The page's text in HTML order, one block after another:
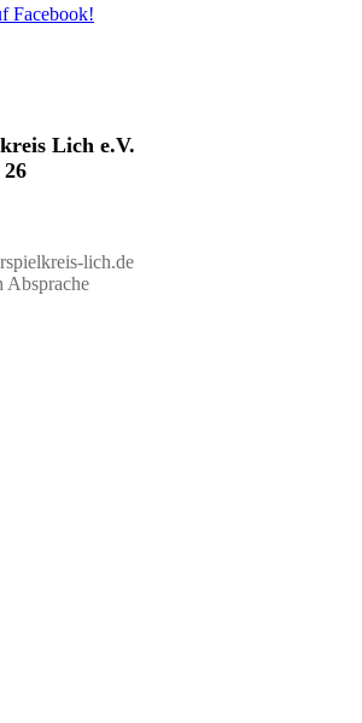
Facebook!
Lich e.V.
lich.de
Absprache